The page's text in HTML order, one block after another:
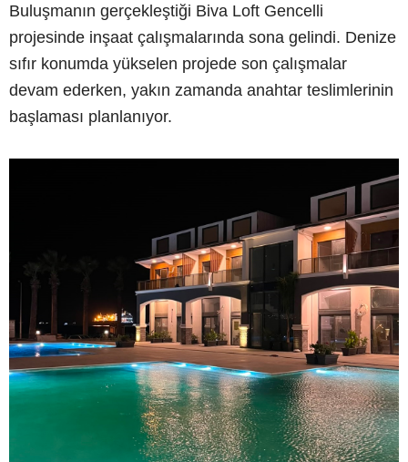
Buluşmanın gerçekleştiği Biva Loft Gencelli
projesinde inşaat çalışmalarında sona gelindi. Denize
sıfır konumda yükselen projede son çalışmalar
devam ederken, yakın zamanda anahtar teslimlerinin
başlaması planlanıyor.